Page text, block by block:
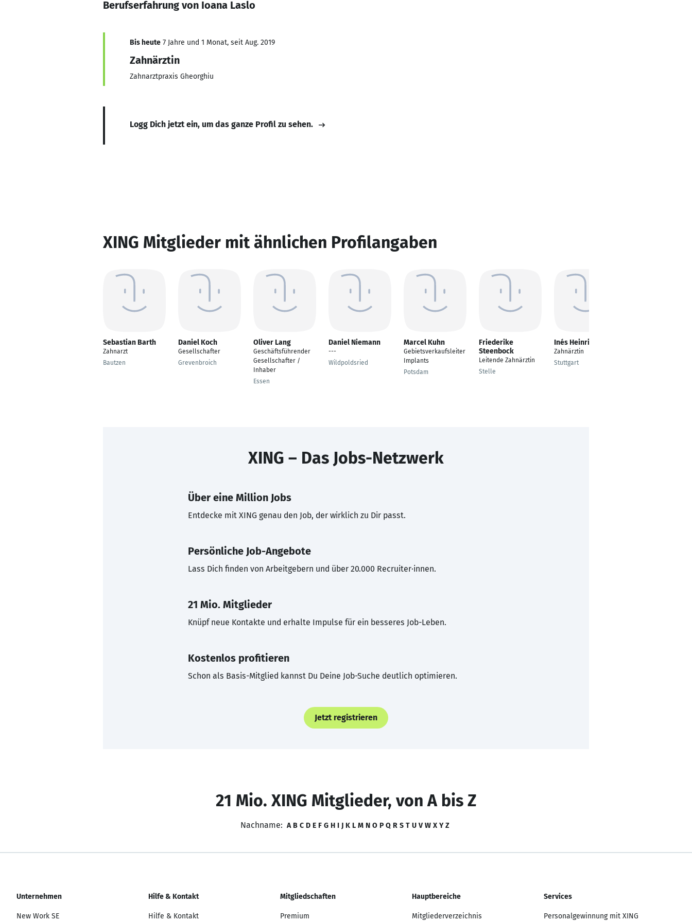
Berufserfahrung von Ioana Laslo
Bis heute 7 Jahre und 1 Monat, seit Aug. 2019
Zahnärztin
Zahnarztpraxis Gheorghiu
Logg Dich jetzt ein, um das ganze Profil zu sehen.
XING Mitglieder mit ähnlichen Profilangaben
Sebastian Barth
Zahnarzt
Bautzen
Daniel Koch
Gesellschafter
Grevenbroich
Oliver Lang
Geschäftsführender
Gesellschafter /
Inhaber
Essen
Daniel Niemann
---
Wildpoldsried
Marcel Kuhn
Gebietsverkaufsleiter
Implants
Potsdam
Friederike
Steenbock
Leitende Zahnärztin
Stelle
Inés Heinrich
Zahnärztin
Stuttgart
XING – Das Jobs-Netzwerk
Über eine Million Jobs
Entdecke mit XING genau den Job, der wirklich zu Dir passt.
Persönliche Job-Angebote
Lass Dich finden von Arbeitgebern und über 20.000 Recruiter·innen.
21 Mio. Mitglieder
Knüpf neue Kontakte und erhalte Impulse für ein besseres Job-Leben.
Kostenlos profitieren
Schon als Basis-Mitglied kannst Du Deine Job-Suche deutlich optimieren.
Jetzt registrieren
21 Mio. XING Mitglieder, von A bis Z
Nachname: A B C D E F G H I J K L M N O P Q R S T U V W X Y Z
Unternehmen
New Work SE
Hilfe & Kontakt
Hilfe & Kontakt
Mitgliedschaften
Premium
Hauptbereiche
Mitgliederverzeichnis
Services
Personalgewinnung mit XING